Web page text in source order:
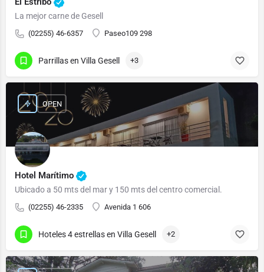
La mejor carne de Gesell
(02255) 46-6357 Paseo109 298
Parrillas en Villa Gesell +3
Hotel Marítimo
Ubicado a 50 mts del mar y 150 mts del centro comercial.
(02255) 46-2335 Avenida 1 606
OPEN
Hoteles 4 estrellas en Villa Gesell +2